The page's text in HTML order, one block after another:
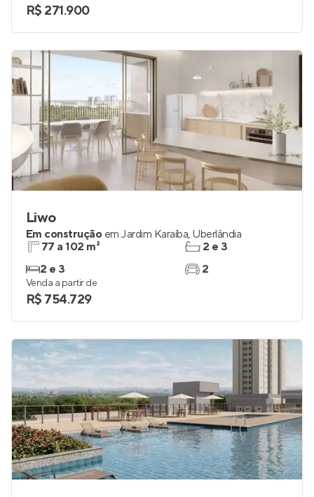
R$ 271.900
Liwo
Em construção em Jardim Karaíba, Uberlândia
77 a 102 m²
2 e 3
2 e 3
2
Venda a partir de
R$ 754.729